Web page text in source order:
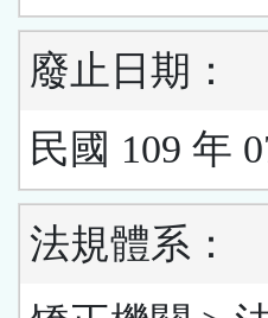
廢止日期：
民國 109 年
法規體系：